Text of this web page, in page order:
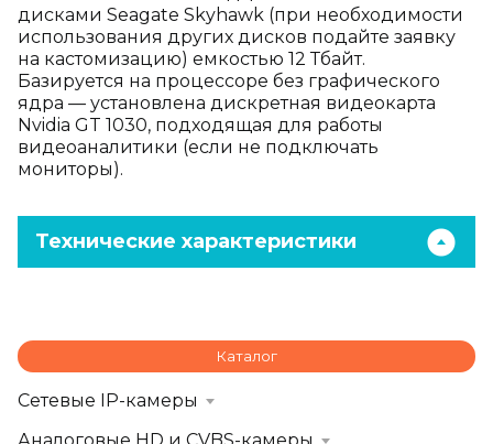
дисками Seagate Skyhawk (при необходимости
использования других дисков подайте заявку
на кастомизацию) емкостью 12 Тбайт.
Базируется на процессоре без графического
ядра — установлена дискретная видеокарта
Nvidia GT 1030, подходящая для работы
видеоаналитики (если не подключать
мониторы).
Технические характеристики
Каталог
Сетевые IP-камеры